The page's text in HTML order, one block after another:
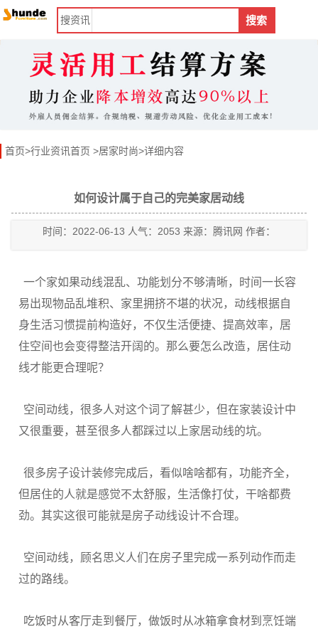
搜资讯 搜索
首页>行业资讯首页 >居家时尚>详细内容
如何设计属于自己的完美家居动线
时间：2022-06-13 人气：2053 来源：腾讯网 作者：
一个家如果动线混乱、功能划分不够清晰，时间一长容
易出现物品乱堆积、家里拥挤不堪的状况，动线根据自
身生活习惯提前构造好，不仅生活便捷、提高效率，居
住空间也会变得整洁开阔的。那么要怎么改造，居住动
线才能更合理呢？
空间动线，很多人对这个词了解甚少，但在家装设计中
又很重要，甚至很多人都踩过以上家居动线的坑。
很多房子设计装修完成后，看似啥啥都有，功能齐全，
但居住的人就是感觉不太舒服，生活像打仗，干啥都费
劲。其实这很可能就是房子动线设计不合理。
空间动线，顾名思义人们在房子里完成一系列动作而走
过的路线。
吃饭时从客厅走到餐厅，做饭时从冰箱拿食材到烹饪端